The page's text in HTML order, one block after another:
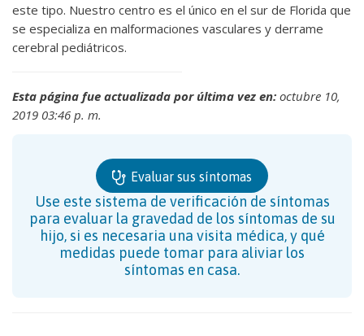
este tipo. Nuestro centro es el único en el sur de Florida que
se especializa en malformaciones vasculares y derrame
cerebral pediátricos.
Esta página fue actualizada por última vez en: octubre 10,
2019 03:46 p. m.
Evaluar sus síntomas
Use este sistema de verificación de síntomas
para evaluar la gravedad de los síntomas de su
hijo, si es necesaria una visita médica, y qué
medidas puede tomar para aliviar los
síntomas en casa.